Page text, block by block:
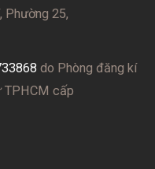
Phường 25,
do Phòng đăng kí
TPHCM cấp